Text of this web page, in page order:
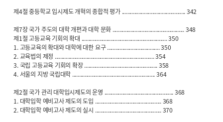
제4절 중등학교 입시제도 개혁의 종합적 평가 .............................................. 342
제7장 국가 주도의 대학 개편과 대학 문화 .................................................... 348
제1절 고등교육 기회의 확대 .............................................................. 350
1. 고등교육의 확대와 대학에 대한 요구 ...................................... 350
2. 교육법의 제정 ........................................................................ 354
3. 국립 고등교육 기회의 확장 ..................................................... 358
4. 서울의 지방 국립대학 ............................................................ 364
제2절 국가 관리 대학입시제도의 운영 .................................................. 368
1. 대학입학 예비고사 제도의 도입 ................................................ 368
2. 대학입학 예비고사 제도의 실시 ................................................ 370